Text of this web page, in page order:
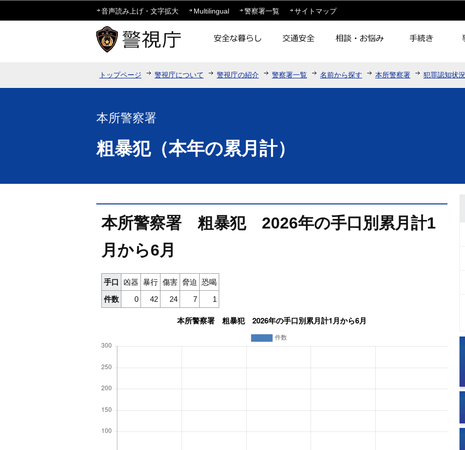
このページの本文へ移動
音声読み上げ・文字拡大 Multilingual 警察署一覧 サイトマップ
トップページ 警視庁について 警視庁の紹介 警察署一覧 名前から探す 本所警察署 犯罪認知状況
本所警察署
粗暴犯（本年の累月計）
本所警察署 粗暴犯 2026年の手口別累月計1
月から6月
手口 凶器 暴行 傷害 脅迫
恐喝
件数
0 42 24 7 1